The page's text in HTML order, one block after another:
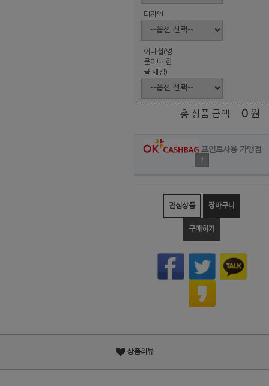
디자인
이니셜(영
문이나 한
글 새김)
총 상품 금액 0 원
포인트사용 가맹점
?
관심상품 장바구니
구매하기
상품리뷰